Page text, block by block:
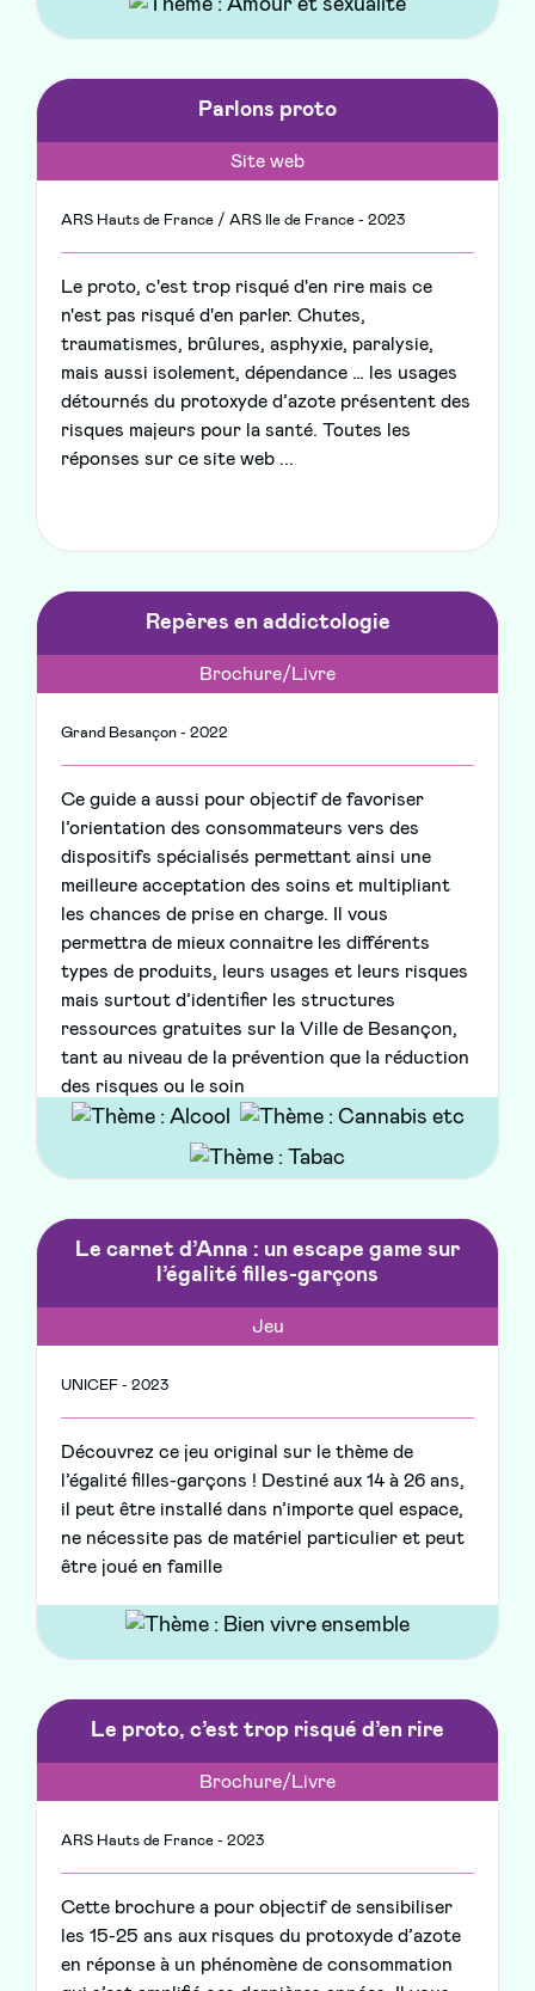
Parlons proto
Site web
ARS Hauts de France / ARS Ile de France - 2023
Le proto, c'est trop risqué d'en rire mais ce
n'est pas risqué d'en parler. Chutes,
traumatismes, brûlures, asphyxie, paralysie,
mais aussi isolement, dépendance … les usages
détournés du protoxyde d’azote présentent des
risques majeurs pour la santé. Toutes les
réponses sur ce site web ...
Repères en addictologie
Brochure/Livre
Grand Besançon - 2022
Ce guide a aussi pour objectif de favoriser
l’orientation des consommateurs vers des
dispositifs spécialisés permettant ainsi une
meilleure acceptation des soins et multipliant
les chances de prise en charge. Il vous
permettra de mieux connaitre les différents
types de produits, leurs usages et leurs risques
mais surtout d’identifier les structures
ressources gratuites sur la Ville de Besançon,
tant au niveau de la prévention que la réduction
des risques ou le soin
Le carnet d’Anna : un escape game sur
l’égalité filles-garçons
Jeu
UNICEF - 2023
Découvrez ce jeu original sur le thème de
l’égalité filles-garçons ! Destiné aux 14 à 26 ans,
il peut être installé dans n’importe quel espace,
ne nécessite pas de matériel particulier et peut
être joué en famille
Le proto, c’est trop risqué d’en rire
Brochure/Livre
ARS Hauts de France - 2023
Cette brochure a pour objectif de sensibiliser
les 15-25 ans aux risques du protoxyde d’azote
en réponse à un phénomène de consommation